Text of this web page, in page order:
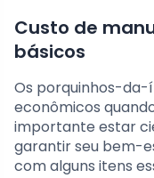
Custo de
básicos
Os porquinhos-
econômicos
importante estar
garantir seu bem-
com alguns itens